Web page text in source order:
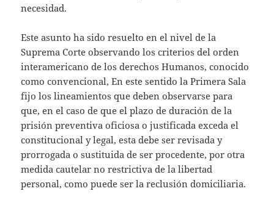
necesidad.
Este asunto ha sido resuelto en el nivel de la
Suprema Corte observando los criterios del orden
interamericano de los derechos Humanos, conocido
como convencional, En este sentido la Primera Sala
fijo los lineamientos que deben observarse para
que, en el caso de que el plazo de duración de la
prisión preventiva oficiosa o justificada exceda el
constitucional y legal, esta debe ser revisada y
prorrogada o sustituida de ser procedente, por otra
medida cautelar no restrictiva de la libertad
personal, como puede ser la reclusión domiciliaria.